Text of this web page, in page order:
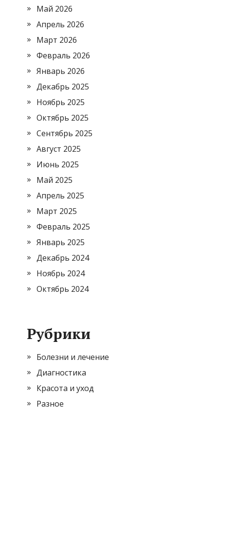
Май 2026
Апрель 2026
Март 2026
Февраль 2026
Январь 2026
Декабрь 2025
Ноябрь 2025
Октябрь 2025
Сентябрь 2025
Август 2025
Июнь 2025
Май 2025
Апрель 2025
Март 2025
Февраль 2025
Январь 2025
Декабрь 2024
Ноябрь 2024
Октябрь 2024
Рубрики
Болезни и лечение
Диагностика
Красота и уход
Разное